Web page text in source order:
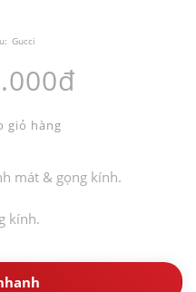
Gucci
giỏ hàng
mát & gọng kính.
kính.